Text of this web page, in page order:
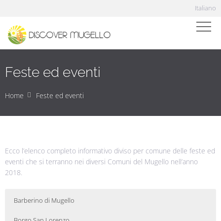
Italiano
Feste ed eventi
Home Feste ed eventi
Ecco l’elenco completo informativo diviso per comune delle feste ed
eventi che si terranno nei diversi Comuni del Mugello nell’anno
2018.
Barberino di Mugello